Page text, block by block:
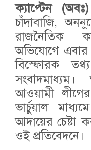
ক্যাপ্টেন
চাঁদাবাজি,
রাজনৈতিক
অভিযোগে এবার
বিস্ফোরক
আওয়ামী
ভার্চুয়াল
আদায়ের চেষ্টা
ওই প্রতিবেদনে।